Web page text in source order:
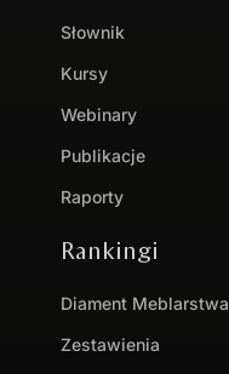
Słownik
Kursy
Webinary
Publikacje
Raporty
Rankingi
Diament Meblarstwa
Zestawienia